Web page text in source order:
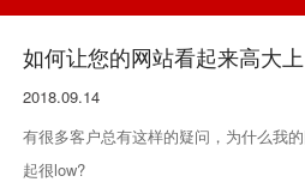
如何让您的网站看起来高大上
2018.09.14
有很多客户总有这样的疑问，为什么我
起很low?